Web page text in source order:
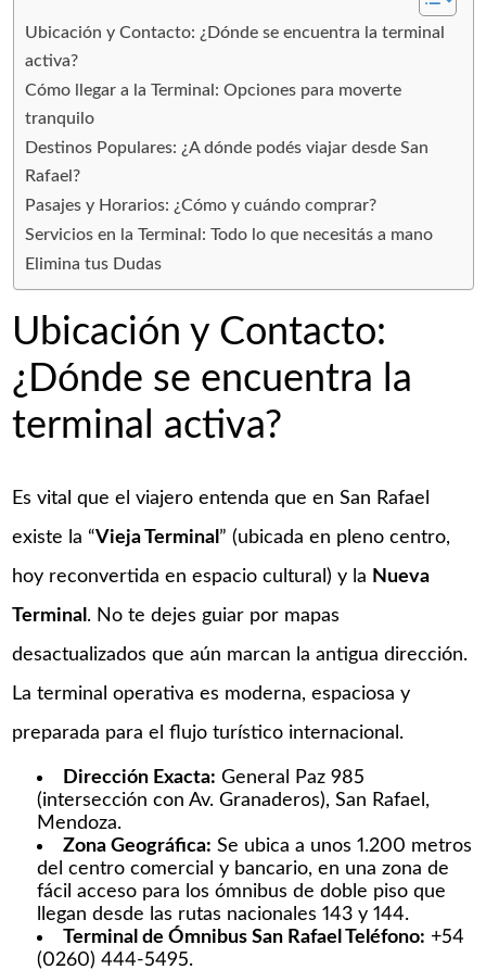
Ubicación y Contacto: ¿Dónde se encuentra la terminal
activa?
Cómo llegar a la Terminal: Opciones para moverte
tranquilo
Destinos Populares: ¿A dónde podés viajar desde San
Rafael?
Pasajes y Horarios: ¿Cómo y cuándo comprar?
Servicios en la Terminal: Todo lo que necesitás a mano
Elimina tus Dudas
Ubicación y Contacto:
¿Dónde se encuentra la
terminal activa?
Es vital que el viajero entenda que en San Rafael
existe la “Vieja Terminal ” (ubicada en pleno centro,
hoy reconvertida en espacio cultural) y la Nueva
Terminal . No te dejes guiar por mapas
desactualizados que aún marcan la antigua dirección.
La terminal operativa es moderna, espaciosa y
preparada para el flujo turístico internacional.
Dirección Exacta: General Paz 985
(intersección con Av. Granaderos), San Rafael,
Mendoza.
Zona Geográfica: Se ubica a unos 1.200 metros
del centro comercial y bancario, en una zona de
fácil acceso para los ómnibus de doble piso que
llegan desde las rutas nacionales 143 y 144.
Terminal de Ómnibus San Rafael Teléfono: +54
(0260) 444-5495.